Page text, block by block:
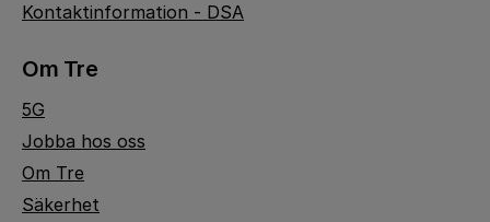
Kontaktinformation - DSA
Om Tre
5G
Jobba hos oss
Om Tre
Säkerhet